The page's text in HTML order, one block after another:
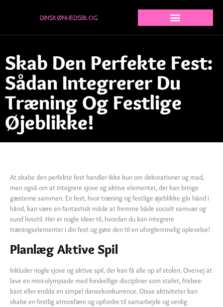
Skab Den Perfekte Fest:
Sådan Integrerer Du
Træning Og Festlige
Øjeblikke!
At skabe den perfekte fest handler ikke kun om dekorationer og mad,
men også om at integrere sjove og aktive elementer, der kan bringe
gæsterne sammen. En fest, hvor træning og festlige øjeblikke går hånd i
hånd, kan være en fantastisk måde at fremme både socialt samvær og
sund livsstil. Her er nogle ideer til, hvordan du kan integrere
træningselementer i din fest og gøre den til en uforglemmelig oplevelse!
Planlæg Aktive Spil
Inkluder nogle sjove og aktive spil, der kan få alle op af stolen. Overvej at
lave en mini-olympiade med forskellige discipliner som stafet, frisbee-
kast eller endda en simpel dansekonkurrence. Disse aktiviteter kan
skabe en festlig atmosfære og opfordre til samarbejde og venlig